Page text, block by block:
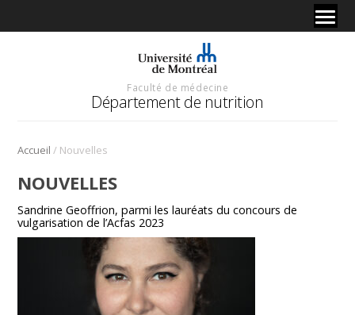
Faculté de médecine
Département de nutrition
Accueil / Nouvelles
NOUVELLES
Sandrine Geoffrion, parmi les lauréats du concours de
vulgarisation de l’Acfas 2023